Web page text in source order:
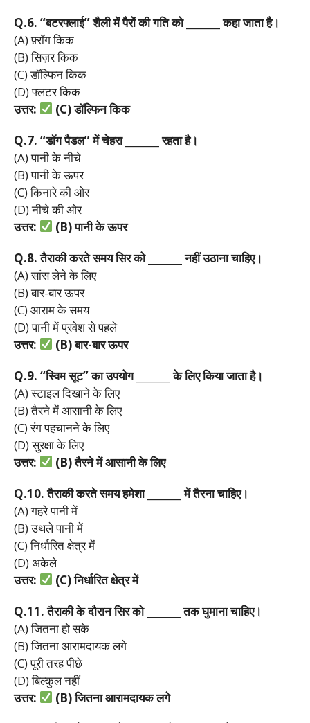
Q.6. “बटरफ्लाई”शैलीमेंपैरोंकीगतिको _______कहाजाताहै।
(A) फ़्रॉग किक
(B) सिज़र किक
(C) डॉल्फिन किक
(D) फ्लटर किक
उत्तर:
(C)डॉल्फिनकिक
Q.7. “डॉगपैडल”मेंचेहरा _______रहताहै।
(A) पानी के नीचे
(B) पानी के ऊपर
(C) किनारे की ओर
(D) नीचे की ओर
उत्तर:
(B)पानीकेऊपर
Q.8.तैराकीकरतेसमयसिरको _______नहींउठानाचाहिए।
(A) सांस लेने के लिए
(B) बार-बार ऊपर
(C) आराम के समय
(D) पानी में प्रवेश से पहले
उत्तर:
(B)बार-बारऊपर
Q.9. “स्विमसूट”काउपयोग _______केलिएकियाजाताहै।
(A) स्टाइल दिखाने के लिए
(B) तैरने में आसानी के लिए
(C) रंग पहचानने के लिए
(D) सुरक्षा के लिए
उत्तर:
(B)तैरनेमेंआसानीकेलिए
Q.10.तैराकीकरतेसमयहमेशा _______मेंतैरनाचाहिए।
(A) गहरे पानी में
(B) उथले पानी में
(C) निर्धारित क्षेत्र में
(D) अकेले
उत्तर:
(C)निर्धारितक्षेत्रमें
Q.11.तैराकीकेदौरानसिरको _______तकघुमानाचाहिए।
(A) जितना हो सके
(B) जितना आरामदायक लगे
(C) पूरी तरह पीछे
(D) बिल्कुल नहीं
उत्तर:
(B)जितनाआरामदायकलगे